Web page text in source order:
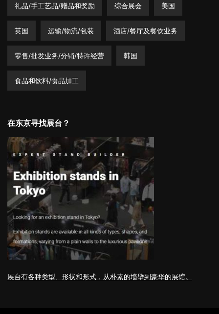
礼品/手工艺品/赠品和奖励 综合展会 美国
英国 运输/物流/包装 酒店/餐厅及餐饮业务
零售/批发业务/分销/特许经营 韩国
食品和饮料/食品加工
在东京寻找展台？
展台有各种类型、形状和形式，从朴素的墙壁到豪华的展馆。